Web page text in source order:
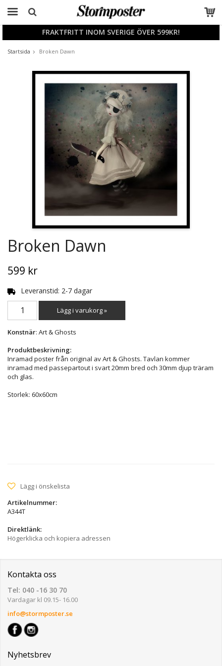
FRAKTFRITT INOM SVERIGE ÖVER 599KR!
Startsida Broken Dawn
Broken Dawn
599 kr
Leveranstid: 2-7 dagar
Lägg i varukorg »
Konstnär: Art & Ghosts
Produktbeskrivning:
Inramad poster från original av Art & Ghosts. Tavlan kommer
inramad med passepartout i svart 20mm bred och 30mm djup träram
och glas.
Storlek: 60x60cm
Lägg i önskelista
Artikelnummer:
A344T
Direktlänk:
Högerklicka och kopiera adressen
Kontakta oss
Tel: 040 -16 30 70
Vardagar kl 09.15- 16.00
info@stormposter.se
Nyhetsbrev